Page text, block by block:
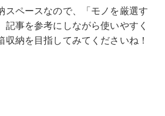
スペースなので、「モノを厳選す
記事を参考にしながら使いやすく
収納を目指してみてくださいね！